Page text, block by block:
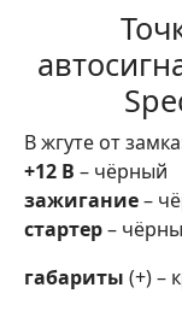
В жгуте от
+12 В – чёрный
зажигание–
стартер–
габариты (+) –